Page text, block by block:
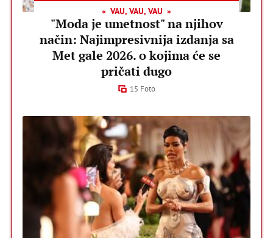
VAU, VAU, VAU
"Moda je umetnost" na njihov
način: Najimpresivnija izdanja sa
Met gale 2026. o kojima će se
pričati dugo
15 Foto